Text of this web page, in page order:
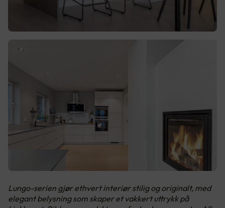
Lungo-serien gjør ethvert interiør stilig og originalt, med
elegant belysning som skaper et vakkert uttrykk på